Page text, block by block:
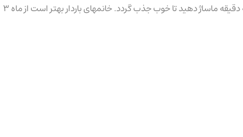
در طی دوران بارداری روزها و شبها به مقدار کافی از کرم ضد ترک بدن بر روی شکم، باسن، قسمت فوقانی رانها و سینه ها مالیده و با حرکات چرخشی به مدت دو تا سه دقیقه ماساژ دهید تا خوب جذب گردد. خانمهای باردار بهتر است از ماه 3